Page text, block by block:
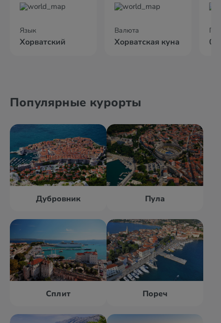
Язык
Хорватский
Валюта
Хорватская куна
Популярные курорты
Дубровник Пула
Сплит Пореч